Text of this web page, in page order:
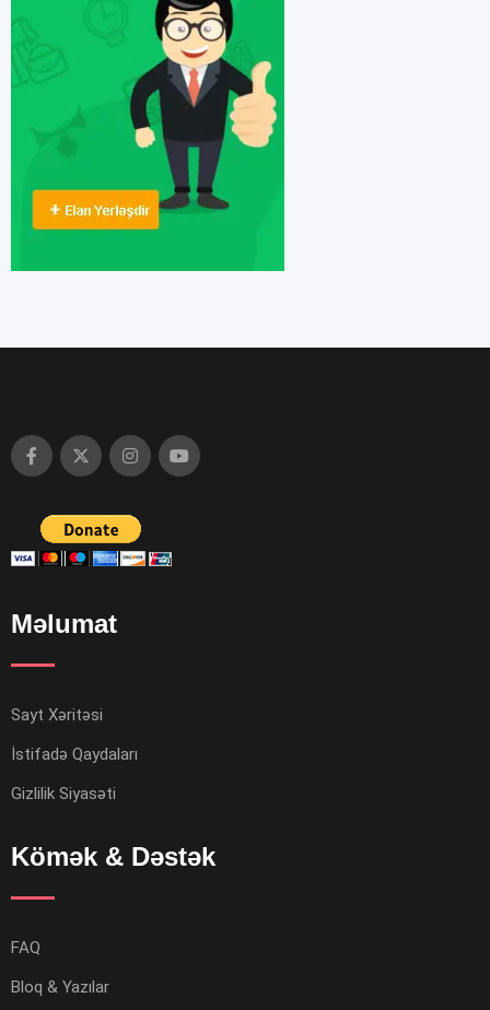
Məlumat
Sayt Xəritəsi
İstifadə Qaydaları
Gizlilik Siyasəti
Kömək & Dəstək
FAQ
Bloq & Yazılar